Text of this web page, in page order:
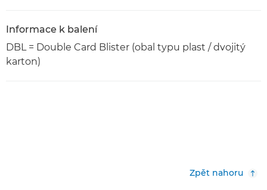
Informace k balení
DBL = Double Card Blister (obal typu plast / dvojitý
karton)
Zpět nahoru